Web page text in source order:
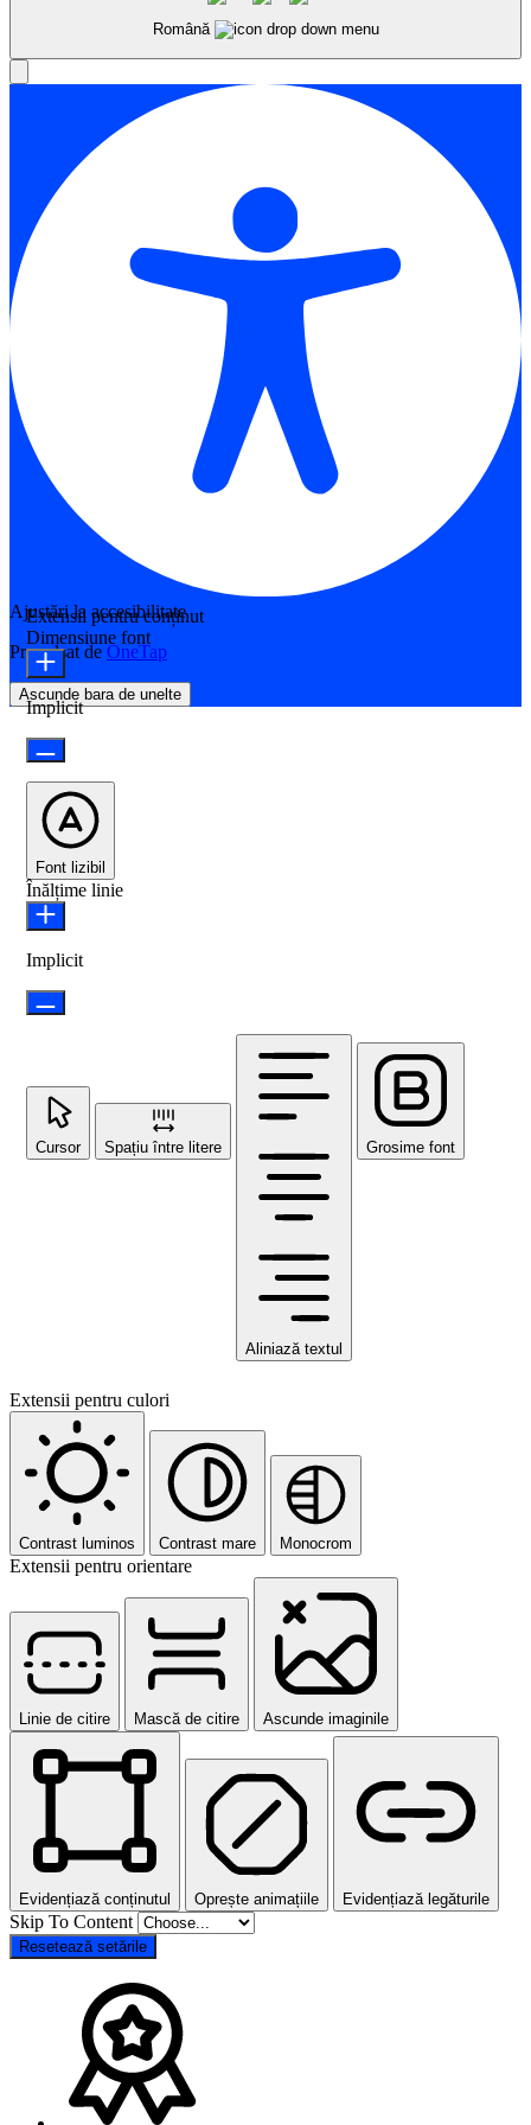
Română
Ajustări la accesibilitate
Propulsat de OneTap
Ascunde bara de unelte
Extensii pentru conținut
Dimensiune font
Implicit
Font lizibil
Înălțime linie
Implicit
Cursor Spațiu între litere
Aliniază textul
Grosime font
Extensii pentru culori
Contrast luminos Contrast mare Monocrom
Extensii pentru orientare
Linie de citire Mască de citire Ascunde imaginile
Evidențiază conținutul Oprește animațiile Evidențiază legăturile
Skip To Content
Resetează setările